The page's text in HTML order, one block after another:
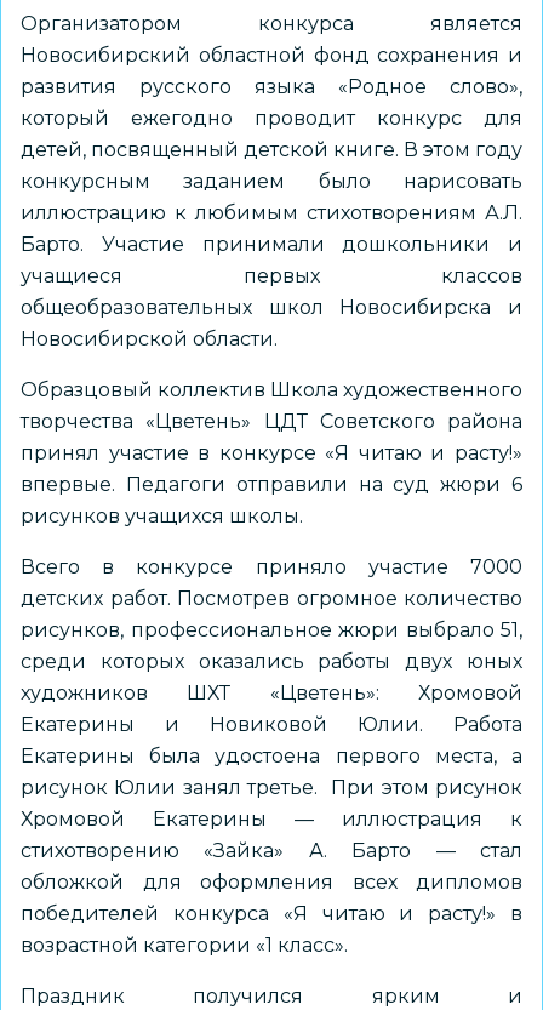
Организатором конкурса является
Новосибирский областной фонд сохранения и
развития русского языка «Родное слово»,
который ежегодно проводит конкурс для
детей, посвященный детской книге. В этом году
конкурсным заданием было нарисовать
иллюстрацию к любимым стихотворениям А.Л.
Барто. Участие принимали дошкольники и
учащиеся первых классов
общеобразовательных школ Новосибирска и
Новосибирской области.
Образцовый коллектив Школа художественного
творчества «Цветень» ЦДТ Советского района
принял участие в конкурсе «Я читаю и расту!»
впервые. Педагоги отправили на суд жюри 6
рисунков учащихся школы.
Всего в конкурсе приняло участие 7000
детских работ. Посмотрев огромное количество
рисунков, профессиональное жюри выбрало 51,
среди которых оказались работы двух юных
художников ШХТ «Цветень»: Хромовой
Екатерины и Новиковой Юлии. Работа
Екатерины была удостоена первого места, а
рисунок Юлии занял третье. При этом рисунок
Хромовой Екатерины — иллюстрация к
стихотворению «Зайка» А. Барто — стал
обложкой для оформления всех дипломов
победителей конкурса «Я читаю и расту!» в
возрастной категории «1 класс».
Праздник получился ярким и